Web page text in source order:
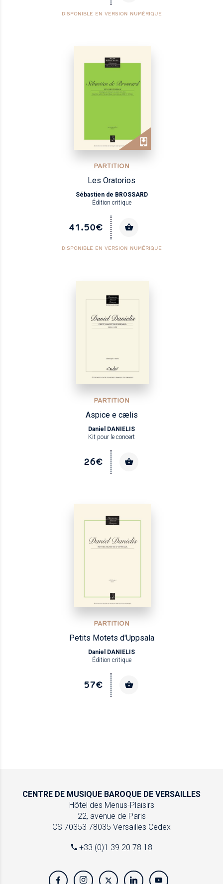
DISPONIBLE EN VERSION NUMÉRIQUE
PARTITION
Les Oratorios
Sébastien de BROSSARD
Édition critique
41.50€
DISPONIBLE EN VERSION NUMÉRIQUE
PARTITION
Aspice e cælis
Daniel DANIELIS
Kit pour le concert
26€
PARTITION
Petits Motets d'Uppsala
Daniel DANIELIS
Édition critique
57€
CENTRE DE MUSIQUE BAROQUE DE VERSAILLES
Hôtel des Menus-Plaisirs
22, avenue de Paris
CS 70353 78035 Versailles Cedex
+33 (0)1 39 20 78 18